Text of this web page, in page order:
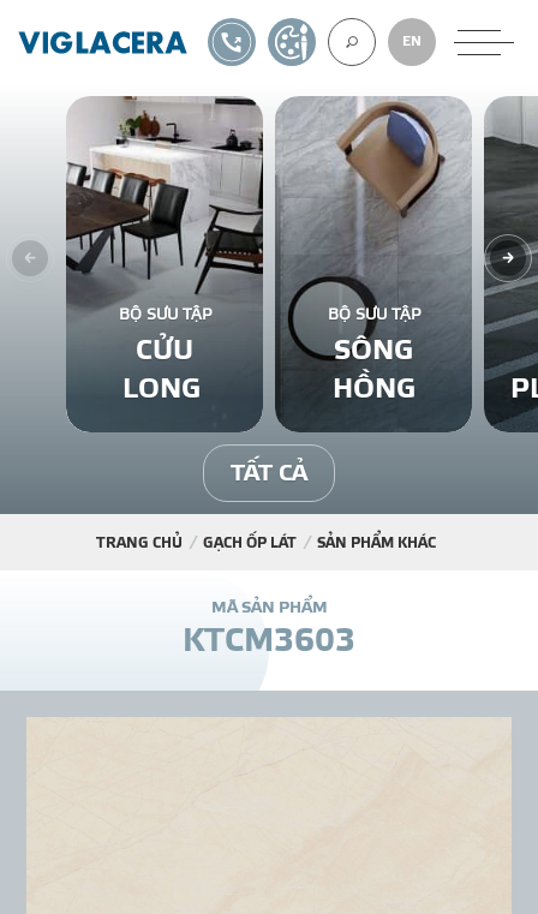
VỀ CHÚNG
GẠCH ỐP LÁT
BÊ TÔNG KHÍ
NGÓI LỢP
THƯ
EN
1900561582TỰ THIẾT KẾ
BỘ SƯU TẬP
CỬU
LONG
BỘ SƯU TẬP
SÔNG
HỒNG
TẤT CẢ
TRANG CHỦ GẠCH ỐP LÁT SẢN PHẨM KHÁC
MÃ SẢN PHẨM
KTCM3603